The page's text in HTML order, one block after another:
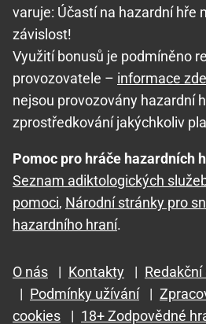
varuje: Účastí na hazardní hře
závislost!
Využití bonusů je podmíněno
provozovatele – informace zde
nejsou provozovány hazardní
zprostředkování jakýchkoliv
Pomoc pro hráče hazardních
Seznam adiktologických
pomoci, Národní stránky pro
hazardního hraní.
O nás | Kontakty |
| Podmínky užívání |
cookies
| 18+ Zodpovědné